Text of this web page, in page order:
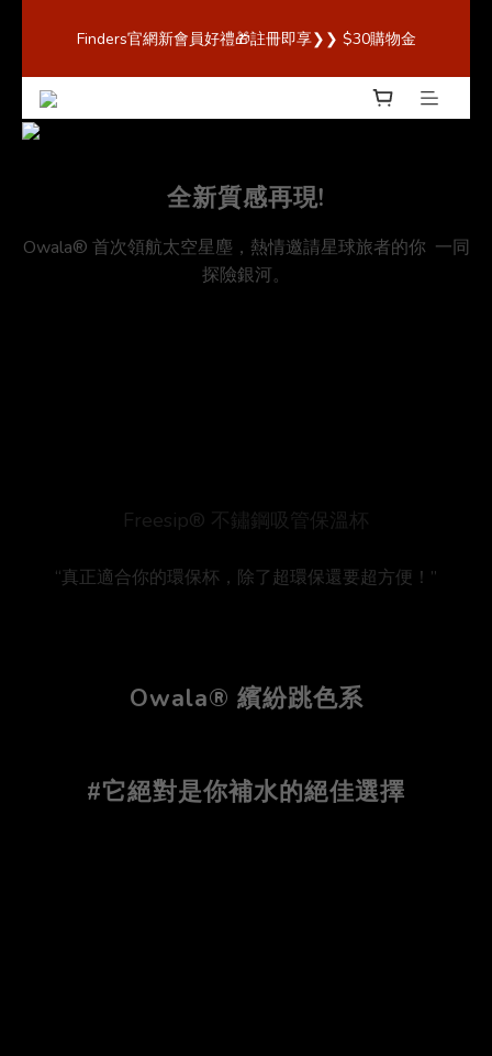
理直營商城，購買最安心！】
Finders官網新會員好禮🎁註冊即享❯❯ $30購物金
歡迎來到 Finders🎉【Blender Bottle x Owala 台灣官方代
全新質感再現!
Owala® 首次領航太空星塵，熱情邀請星球旅者的你 一同
探險銀河。
Freesip® 不鏽鋼吸管保溫杯
“真正適合你的環保杯，除了超環保還要超方便！”
Owala® 繽紛跳色系
#它絕對是你補水的絕佳選擇